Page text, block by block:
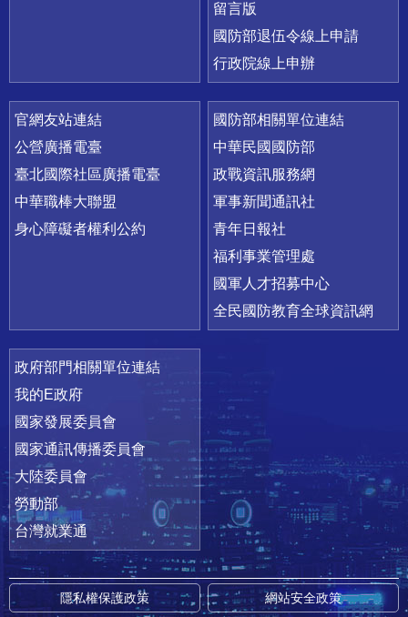
留言版
國防部退伍令線上申請
行政院線上申辦
官網友站連結
公營廣播電臺
臺北國際社區廣播電臺
中華職棒大聯盟
身心障礙者權利公約
國防部相關單位連結
中華民國國防部
政戰資訊服務網
軍事新聞通訊社
青年日報社
福利事業管理處
國軍人才招募中心
全民國防教育全球資訊網
政府部門相關單位連結
我的E政府
國家發展委員會
國家通訊傳播委員會
大陸委員會
勞動部
台灣就業通
隱私權保護政策 網站安全政策